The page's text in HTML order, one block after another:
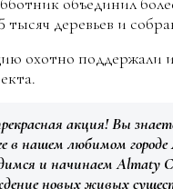
деревьев и
охотно поддержали
акция! Вы
в нашем любимом
и начинаем Almaty
новых живых